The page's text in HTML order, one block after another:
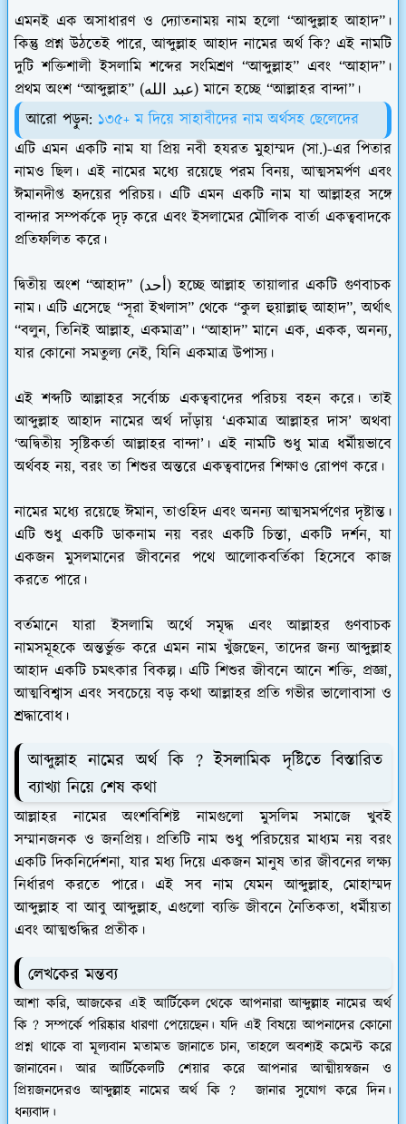
এমনই এক অসাধারণ ও দ্যোতনাময় নাম হলো “আব্দুল্লাহ আহাদ”।
কিন্তু প্রশ্ন উঠতেই পারে, আব্দুল্লাহ আহাদ নামের অর্থ কি? এই নামটি
দুটি শক্তিশালী ইসলামি শব্দের সংমিশ্রণ “আব্দুল্লাহ” এবং “আহাদ”।
প্রথম অংশ “আব্দুল্লাহ” (عبد الله) মানে হচ্ছে “আল্লাহর বান্দা”।
আরো পড়ুন: ১৩৫+ ম দিয়ে সাহাবীদের নাম অর্থসহ ছেলেদের
এটি এমন একটি নাম যা প্রিয় নবী হযরত মুহাম্মদ (সা.)-এর পিতার
নামও ছিল। এই নামের মধ্যে রয়েছে পরম বিনয়, আত্মসমর্পণ এবং
ঈমানদীপ্ত হৃদয়ের পরিচয়। এটি এমন একটি নাম যা আল্লাহর সঙ্গে
বান্দার সম্পর্ককে দৃঢ় করে এবং ইসলামের মৌলিক বার্তা একত্ববাদকে
প্রতিফলিত করে।
দ্বিতীয় অংশ “আহাদ” (أحد) হচ্ছে আল্লাহ তায়ালার একটি গুণবাচক
নাম। এটি এসেছে “সূরা ইখলাস” থেকে “কুল হুয়াল্লাহু আহাদ”, অর্থাৎ
“বলুন, তিনিই আল্লাহ, একমাত্র”। “আহাদ” মানে এক, একক, অনন্য,
যার কোনো সমতুল্য নেই, যিনি একমাত্র উপাস্য।
এই শব্দটি আল্লাহর সর্বোচ্চ একত্ববাদের পরিচয় বহন করে। তাই
আব্দুল্লাহ আহাদ নামের অর্থ দাঁড়ায় ‘একমাত্র আল্লাহর দাস’ অথবা
‘অদ্বিতীয় সৃষ্টিকর্তা আল্লাহর বান্দা’। এই নামটি শুধু মাত্র ধর্মীয়ভাবে
অর্থবহ নয়, বরং তা শিশুর অন্তরে একত্ববাদের শিক্ষাও রোপণ করে।
নামের মধ্যে রয়েছে ঈমান, তাওহিদ এবং অনন্য আত্মসমর্পণের দৃষ্টান্ত।
এটি শুধু একটি ডাকনাম নয় বরং একটি চিন্তা, একটি দর্শন, যা
একজন মুসলমানের জীবনের পথে আলোকবর্তিকা হিসেবে কাজ
করতে পারে।
বর্তমানে যারা ইসলামি অর্থে সমৃদ্ধ এবং আল্লাহর গুণবাচক
নামসমূহকে অন্তর্ভুক্ত করে এমন নাম খুঁজছেন, তাদের জন্য আব্দুল্লাহ
আহাদ একটি চমৎকার বিকল্প। এটি শিশুর জীবনে আনে শক্তি, প্রজ্ঞা,
আত্মবিশ্বাস এবং সবচেয়ে বড় কথা আল্লাহর প্রতি গভীর ভালোবাসা ও
শ্রদ্ধাবোধ।
আব্দুল্লাহ নামের অর্থ কি ? ইসলামিক দৃষ্টিতে বিস্তারিত
ব্যাখ্যা নিয়ে শেষ কথা
আল্লাহর নামের অংশবিশিষ্ট নামগুলো মুসলিম সমাজে খুবই
সম্মানজনক ও জনপ্রিয়। প্রতিটি নাম শুধু পরিচয়ের মাধ্যম নয় বরং
একটি দিকনির্দেশনা, যার মধ্য দিয়ে একজন মানুষ তার জীবনের লক্ষ্য
নির্ধারণ করতে পারে। এই সব নাম যেমন আব্দুল্লাহ, মোহাম্মদ
আব্দুল্লাহ বা আবু আব্দুল্লাহ, এগুলো ব্যক্তি জীবনে নৈতিকতা, ধর্মীয়তা
এবং আত্মশুদ্ধির প্রতীক।
লেখকের মন্তব্য
আশা করি, আজকের এই আর্টিকেল থেকে আপনারা আব্দুল্লাহ নামের অর্থ
কি ? সম্পর্কে পরিষ্কার ধারণা পেয়েছেন। যদি এই বিষয়ে আপনাদের কোনো
প্রশ্ন থাকে বা মূল্যবান মতামত জানাতে চান, তাহলে অবশ্যই কমেন্ট করে
জানাবেন। আর আর্টিকেলটি শেয়ার করে আপনার আত্মীয়স্বজন ও
প্রিয়জনদেরও আব্দুল্লাহ নামের অর্থ কি ? জানার সুযোগ করে দিন।
ধন্যবাদ।